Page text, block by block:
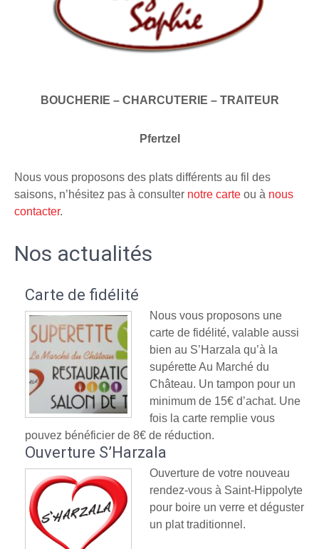
BOUCHERIE – CHARCUTERIE – TRAITEUR
Pfertzel
Nous vous proposons des plats différents au fil des
saisons, n’hésitez pas à consulter notre carte ou à nous
contacter.
Nos actualités
Carte de fidélité
Nous vous proposons une
carte de fidélité, valable aussi
bien au S’Harzala qu’à la
supérette Au Marché du
Château. Un tampon pour un
minimum de 15€ d’achat. Une
fois la carte remplie vous
pouvez bénéficier de 8€ de réduction.
Ouverture S’Harzala
Ouverture de votre nouveau
rendez-vous à Saint-Hippolyte
pour boire un verre et déguster
un plat traditionnel.